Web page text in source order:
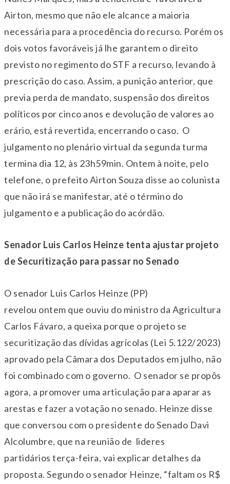
Airton, mesmo que não ele alcance a maioria
necessária para a procedência do recurso. Porém os
dois votos favoráveis já lhe garantem o direito
previsto no regimento do STF a recurso, levando à
prescrição do caso. Assim, a punição anterior, que
previa perda de mandato, suspensão dos direitos
políticos por cinco anos e devolução de valores ao
erário, está revertida, encerrando o caso. O
julgamento no plenário virtual da segunda turma
termina dia 12, às 23h59min. Ontem à noite, pelo
telefone, o prefeito Airton Souza disse ao colunista
que não irá se manifestar, até o término do
julgamento e a publicação do acórdão.
Senador Luis Carlos Heinze tenta ajustar projeto
de Securitização para passar no Senado
O senador Luis Carlos Heinze (PP)
revelou ontem que ouviu do ministro da Agricultura
Carlos Fávaro, a queixa porque o projeto se
securitização das dívidas agrícolas (Lei 5.122/2023)
aprovado pela Câmara dos Deputados em julho, não
foi combinado com o governo. O senador se propôs
agora, a promover uma articulação para aparar as
arestas e fazer a votação no senado. Heinze disse
que conversou com o presidente do Senado Davi
Alcolumbre, que na reunião de lideres
partidários terça-feira, vai explicar detalhes da
proposta. Segundo o senador Heinze, “faltam os R$